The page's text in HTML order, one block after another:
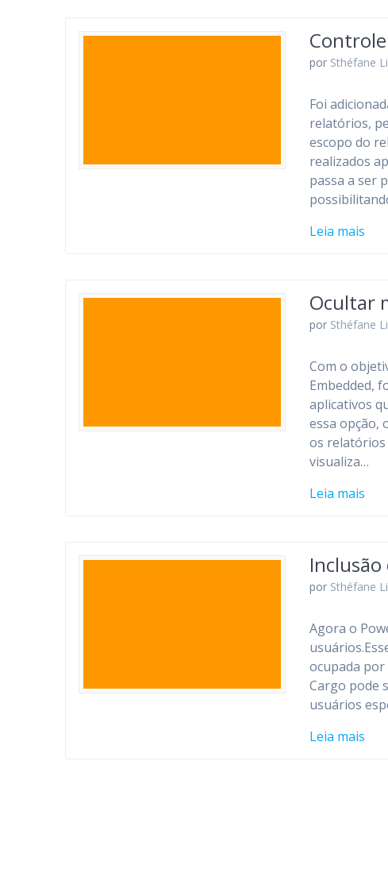
por Sthéfane
Foi
relatórios,
escopo do
realizados
passa a ser
Leia mais
Ocultar
por Sthéfane
Com o
Embedded,
aplicativos
essa opção,
os relatórios
visualiza…
Leia mais
Inclusão
por Sthéfane
Agora o
ocupada por
Cargo pode
usuários
Leia mais